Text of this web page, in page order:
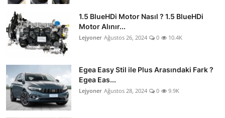
İkinci El & Ekspertiz
Muayene & Emisyon
Trafik Cezaları & Mevzuat
Ehliyet & Ruhsat İşlemleri
Sigorta & Kasko
1.5 BlueHDi Motor Nasıl ? 1.5 BlueHDi
Motor Alınır...
Lejyoner Ağustos 26, 2024 0 10.4K
Egea Easy Stil ile Plus Arasındaki Fark ?
Egea Eas...
Lejyoner Ağustos 28, 2024 0 9.9K